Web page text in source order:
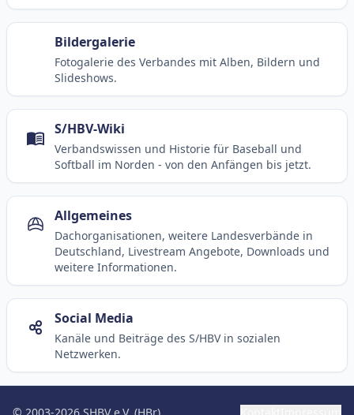
Bildergalerie
Fotogalerie des Verbandes mit Alben, Bildern und
Slideshows.
S/HBV-Wiki
Verbandswissen und Historie für Baseball und
Softball im Norden - von den Anfängen bis jetzt.
Allgemeines
Dachorganisationen, weitere Landesverbände in
Deutschland, Livestream Angebote, Downloads und
weitere Informationen.
Social Media
Kanäle und Beiträge des S/HBV in sozialen
Netzwerken.